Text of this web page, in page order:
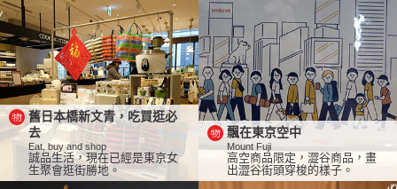
舊日本橋新文青，吃買逛必
去
Eat, buy and shop
誠品生活，現在已經是東京女
生聚會逛街勝地。
飄在東京空中
Mount Fuji
高空商品限定，澀谷商品，畫
出澀谷街頭穿梭的樣子。